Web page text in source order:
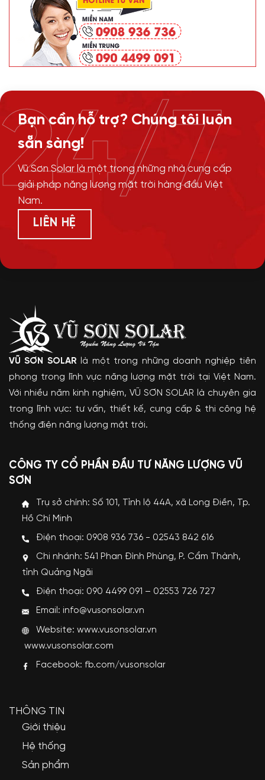
Bạn cần hỗ trợ? Chúng tôi luôn
sẵn sàng!
Vũ Sơn Solar là một trong những nhà cung cấp
giải pháp năng lượng mặt trời hàng đầu Việt
Nam.
LIÊN HỆ
24/7
VŨ SƠN SOLAR là một trong những doanh nghiệp tiên
phong trong lĩnh vực năng lượng mặt trời tại Việt Nam.
Với nhiều năm kinh nghiệm, VŨ SƠN SOLAR là chuyên gia
trong lĩnh vực: tư vấn, thiết kế, cung cấp & thi công hệ
thống điện năng lượng mặt trời.
CÔNG TY CỔ PHẦN ĐẦU TƯ NĂNG LƯỢNG VŨ
SƠN
Trụ sở chính: Số 101, Tỉnh lộ 44A, xã Long Điền, Tp.
Hồ Chí Minh
Điện thoại: 0908 936 736 - 02543 842 616
Chi nhánh: 541 Phan Đình Phùng, P. Cẩm Thành,
tỉnh Quảng Ngãi
Điện thoại: 090 4499 091 – 02553 726 727
Email: info@vusonsolar.vn
Website:www.vusonsolar.vn
www.vusonsolar.com
Facebook: fb.com/vusonsolar
THÔNG TIN
Giới thiệu
Hệ thống
Sản phẩm